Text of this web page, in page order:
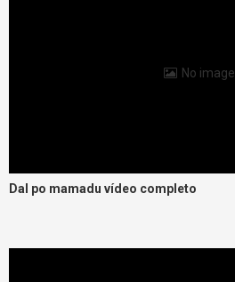
No image
Dal po mamadu vídeo completo